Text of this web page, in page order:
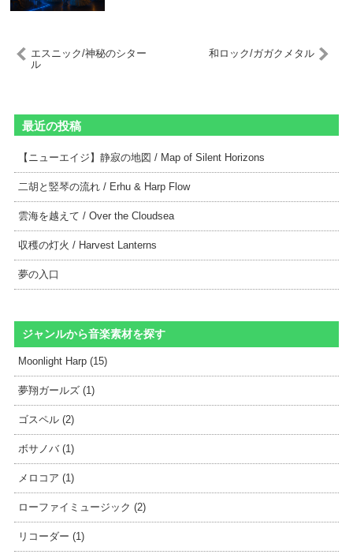
エスニック/神秘のシター
ル
和ロック/ガガクメタル
最近の投稿
【ニューエイジ】静寂の地図 / Map of Silent Horizons
二胡と竪琴の流れ / Erhu & Harp Flow
雲海を越えて / Over the Cloudsea
収穫の灯火 / Harvest Lanterns
夢の入口
ジャンルから音楽素材を探す
Moonlight Harp (15)
夢翔ガールズ (1)
ゴスペル (2)
ボサノバ (1)
メロコア (1)
ローファイミュージック (2)
リコーダー (1)